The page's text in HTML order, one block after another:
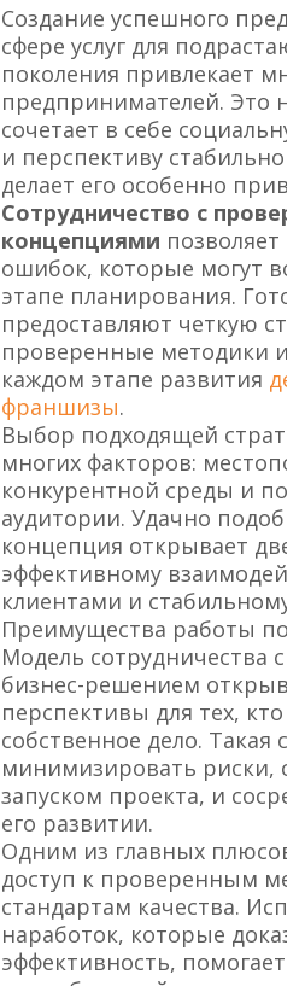
Создание успешного
сфере услуг для
поколения привлекает
предпринимателей. Это
сочетает в себе
и перспективу
делает его особенно
Сотрудничество с
концепциями позволяет
ошибок, которые могут
этапе планирования.
предоставляют четкую
проверенные методики и
каждом этапе развития
франшизы.
Выбор подходящей
многих факторов:
конкурентной среды и
аудитории. Удачно
концепция открывает
эффективному
клиентами и стабильному
Преимущества работы по
Модель сотрудничества с
бизнес-решением
перспективы для тех, кто
собственное дело. Такая
минимизировать риски,
запуском проекта, и
его развитии.
Одним из главных плюсов
доступ к проверенным
стандартам качества.
наработок, которые
эффективность, помогает